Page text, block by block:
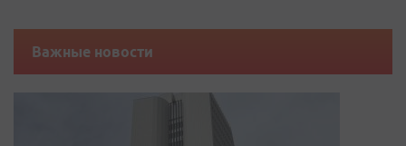
Важные новости